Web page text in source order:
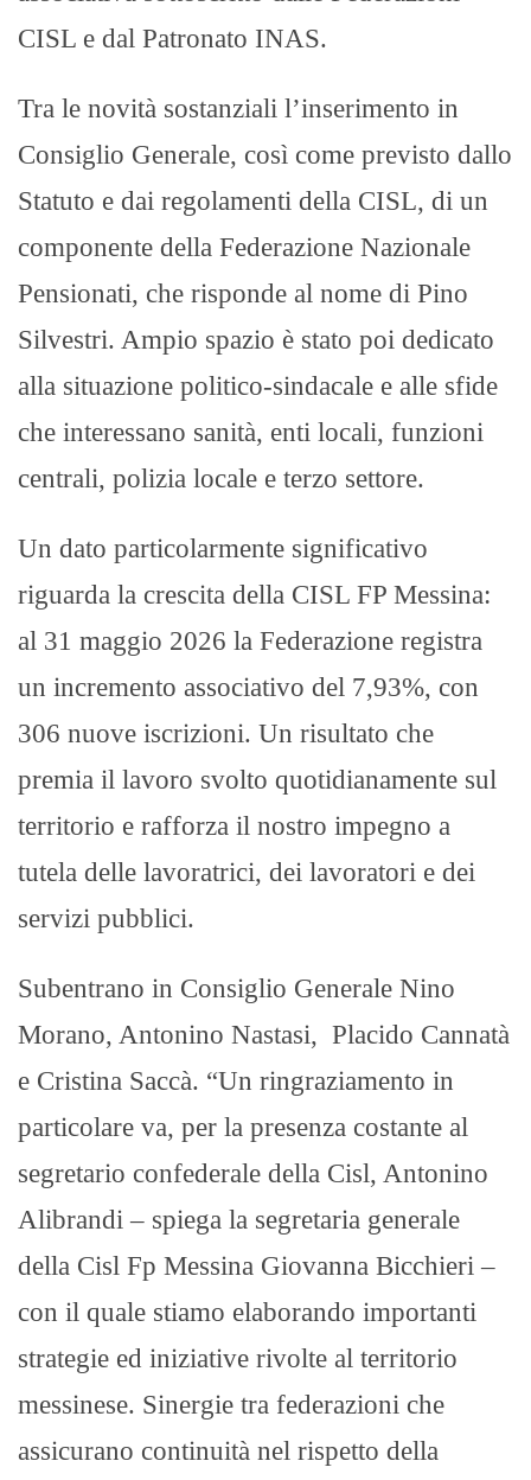
CISL e dal Patronato INAS.
Tra le novità sostanziali l’inserimento in
Consiglio Generale, così come previsto dallo
Statuto e dai regolamenti della CISL, di un
componente della Federazione Nazionale
Pensionati, che risponde al nome di Pino
Silvestri. Ampio spazio è stato poi dedicato
alla situazione politico-sindacale e alle sfide
che interessano sanità, enti locali, funzioni
centrali, polizia locale e terzo settore.
Un dato particolarmente significativo
riguarda la crescita della CISL FP Messina:
al 31 maggio 2026 la Federazione registra
un incremento associativo del 7,93%, con
306 nuove iscrizioni. Un risultato che
premia il lavoro svolto quotidianamente sul
territorio e rafforza il nostro impegno a
tutela delle lavoratrici, dei lavoratori e dei
servizi pubblici.
Subentrano in Consiglio Generale Nino
Morano, Antonino Nastasi, Placido Cannatà
e Cristina Saccà. “Un ringraziamento in
particolare va, per la presenza costante al
segretario confederale della Cisl, Antonino
Alibrandi – spiega la segretaria generale
della Cisl Fp Messina Giovanna Bicchieri –
con il quale stiamo elaborando importanti
strategie ed iniziative rivolte al territorio
messinese. Sinergie tra federazioni che
assicurano continuità nel rispetto della